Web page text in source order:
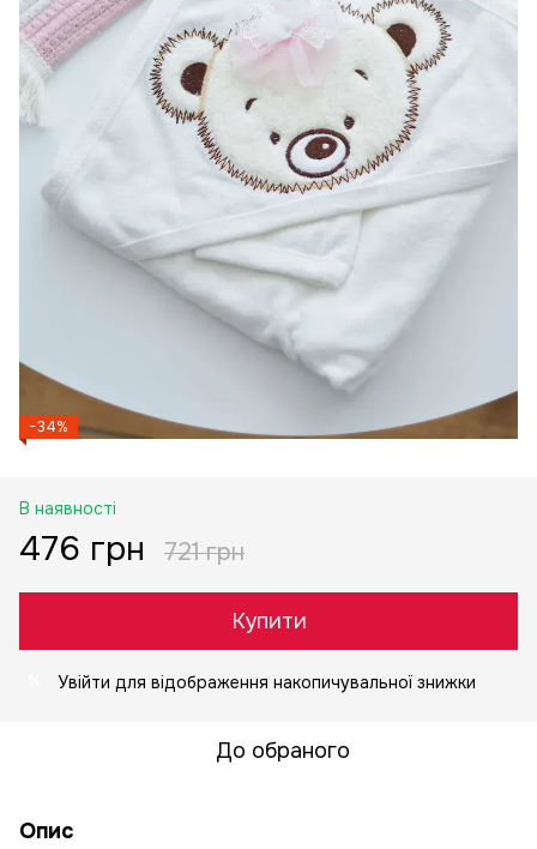
−34%
В наявності
476 грн 721 грн
Купити
Увійти для відображення накопичувальної знижки
До обраного
Опис